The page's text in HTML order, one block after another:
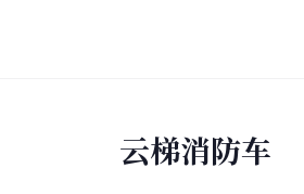
云梯消防车